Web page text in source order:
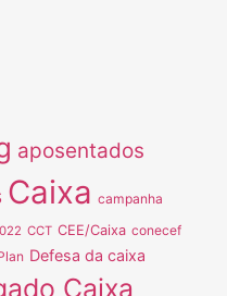
aposentados
Caixa campanha
CCT CEE/Caixa conecef
Defesa da caixa
Caixa